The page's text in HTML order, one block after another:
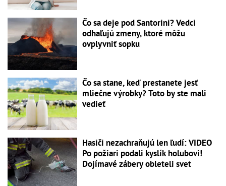
Čo sa deje pod Santorini? Vedci
odhaľujú zmeny, ktoré môžu
ovplyvniť sopku
Čo sa stane, keď prestanete jesť
mliečne výrobky? Toto by ste mali
vedieť
Hasiči nezachraňujú len ľudí: VIDEO
Po požiari podali kyslík holubovi!
Dojímavé zábery obleteli svet